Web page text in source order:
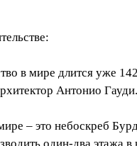
в мире длится уже
Антонио
– это небоскреб